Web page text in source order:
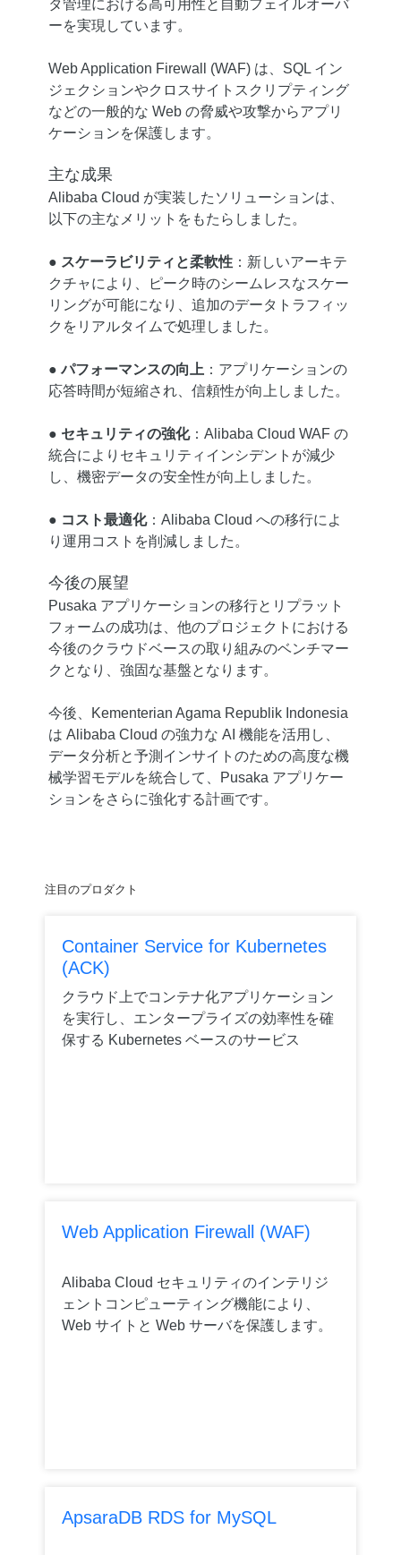
タ管理における高可用性と自動フェイルオーバ
ーを実現しています。
Web Application Firewall (WAF) は、SQL イン
ジェクションやクロスサイトスクリプティング
などの一般的な Web の脅威や攻撃からアプリ
ケーションを保護します。
主な成果
Alibaba Cloud が実装したソリューションは、
以下の主なメリットをもたらしました。
● スケーラビリティと柔軟性：新しいアーキテ
クチャにより、ピーク時のシームレスなスケー
リングが可能になり、追加のデータトラフィッ
クをリアルタイムで処理しました。
●パフォーマンスの向上 ：アプリケーションの
応答時間が短縮され、信頼性が向上しました。
● セキュリティの強化：Alibaba Cloud WAF の
統合によりセキュリティインシデントが減少
し、機密データの安全性が向上しました。
● コスト最適化：Alibaba Cloud への移行によ
り運用コストを削減しました。
今後の展望
Pusaka アプリケーションの移行とリプラット
フォームの成功は、他のプロジェクトにおける
今後のクラウドベースの取り組みのベンチマー
クとなり、強固な基盤となります。
今後、Kementerian Agama Republik Indonesia
は Alibaba Cloud の強力な AI 機能を活用し、
データ分析と予測インサイトのための高度な機
械学習モデルを統合して、Pusaka アプリケー
ションをさらに強化する計画です。
注目のプロダクト
Container Service for Kubernetes
(ACK)
クラウド上でコンテナ化アプリケーション
を実行し、エンタープライズの効率性を確
保する Kubernetes ベースのサービス
Web Application Firewall (WAF)
Alibaba Cloud セキュリティのインテリジ
ェントコンピューティング機能により、
Web サイトと Web サーバを保護します。
ApsaraDB RDS for MySQL